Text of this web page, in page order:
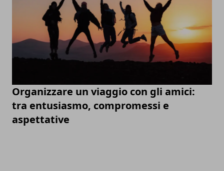
Organizzare un viaggio con gli amici:
tra entusiasmo, compromessi e
aspettative